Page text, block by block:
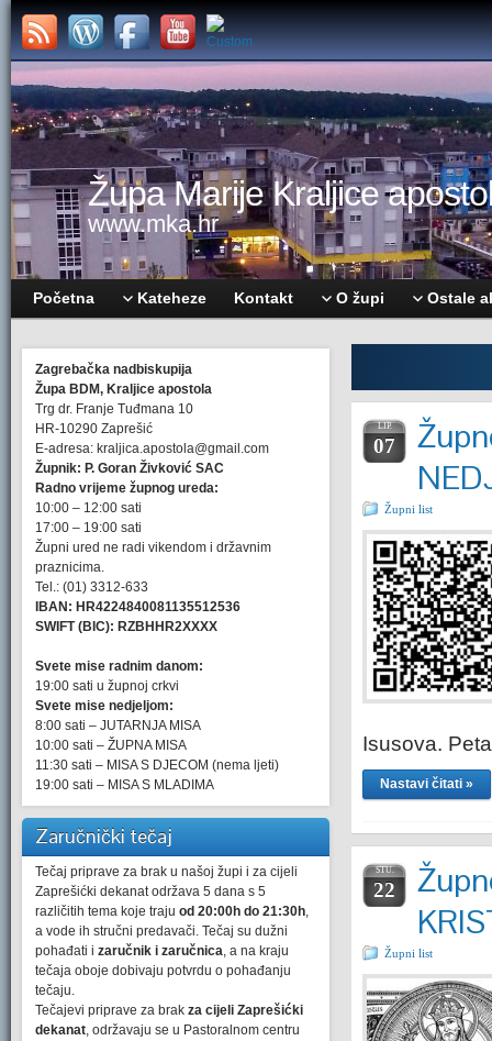
Župa Marije Kraljice
www.mka.hr
Početna Kateheze Kontakt O župi Ostale
Zagrebačka nadbiskupija
Župa BDM, Kraljice apostola
Trg dr. Franje Tuđmana 10
HR-10290 Zaprešić
E-adresa: kraljica.apostola@gmail.com
Župnik: P. Goran Živković SAC
Radno vrijeme župnog ureda:
10:00 – 12:00 sati
17:00 – 19:00 sati
Župni ured ne radi vikendom i državnim
praznicima.
Tel.: (01) 3312-633
IBAN: HR4224840081135512536
SWIFT (BIC): RZBHHR2XXXX
Svete mise radnim danom:
19:00 sati u župnoj crkvi
Svete mise nedjeljom:
8:00 sati – JUTARNJA MISA
10:00 sati – ŽUPNA MISA
11:30 sati – MISA S DJECOM (nema ljeti)
19:00 sati – MISA S MLADIMA
Zaručnički tečaj
Tečaj priprave za brak u našoj župi i za cijeli
Zaprešićki dekanat održava 5 dana s 5
različitih tema koje traju od 20:00h do 21:30h,
a vode ih stručni predavači. Tečaj su dužni
pohađati i zaručnik i zaručnica, a na kraju
tečaja oboje dobivaju potvrdu o pohađanju
tečaju.
Tečajevi priprave za brak za cijeli Zaprešićki
dekanat, održavaju se u Pastoralnom centru
LIP.
07
Župni list
Isusova.
Nastavi čitati »
STU.
22
Župni list